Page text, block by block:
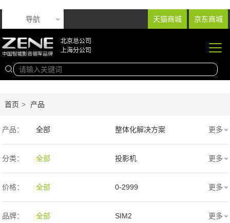
天猫商城 京东商城
导航
北京总公司
上海分公司
首页 > 产品
产品： 全部 整体化解决方案
音响产品 投影产品
专业扩声音箱 幕布产品
声学产品 智能产品
更多
分类： 全部 投影机 更多
价格： 全部 0-2999
3000-9999 1万-5万
更多
品牌： 全部 SIM2 更多